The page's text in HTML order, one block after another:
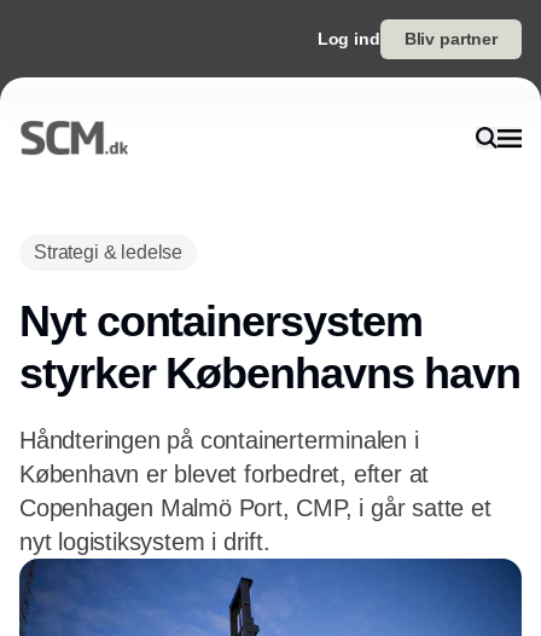
Log ind Bliv partner
Strategi & ledelse
Nyt containersystem
styrker Københavns havn
Håndteringen på containerterminalen i
København er blevet forbedret, efter at
Copenhagen Malmö Port, CMP, i går satte et
nyt logistiksystem i drift.